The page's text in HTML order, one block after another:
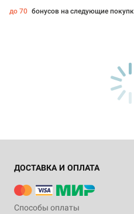
до 70 бонусов на следующие
ДОСТАВКА И ОПЛАТА
Способы оплаты